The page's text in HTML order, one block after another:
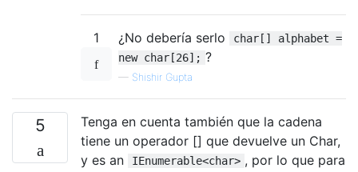
1 ¿No debería serlo
char[] alphabet =
new char[26]; ?
— Shishir Gupta
5
Tenga en cuenta también que la cadena
tiene un operador [] que devuelve un Char,
y es an
IEnumerable<char> , por lo que para